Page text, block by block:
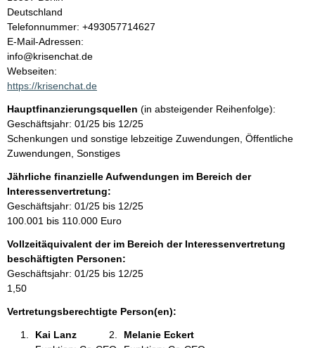
a
l
t
Deutschland
K
o
n
t
a
t
i
n
f
o
r
m
a
i
o
n
e
n
Telefonnummer: +493057714627
E-Mail-Adressen:
info@krisenchat.de
Webseiten:
https://krisenchat.de
Hauptfinanzierungsquellen (in absteigender Reihenfolge):
Geschäftsjahr: 01/25 bis 12/25
Schenkungen und sonstige lebzeitige Zuwendungen, Öffentliche
Zuwendungen, Sonstiges
Jährliche finanzielle Aufwendungen im Bereich der
Interessenvertretung:
Geschäftsjahr: 01/25 bis 12/25
100.001 bis 110.000 Euro
Vollzeitäquivalent der im Bereich der Interessenvertretung
beschäftigten Personen:
Geschäftsjahr: 01/25 bis 12/25
1,50
Vertretungsberechtigte Person(en):
Kai Lanz
Melanie Eckert